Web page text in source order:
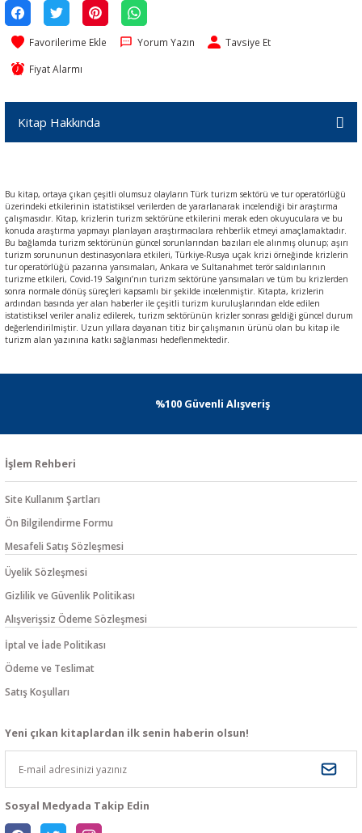
Yorum Yazın Tavsiye Et
Fiyat Alarmı
Kitap Hakkında
Bu kitap, ortaya çıkan çeşitli olumsuz olayların Türk turizm sektörü ve tur operatörlüğü
üzerindeki etkilerinin istatistiksel verilerden de yararlanarak incelendiği bir araştırma
çalışmasıdır. Kitap, krizlerin turizm sektörüne etkilerini merak eden okuyuculara ve bu
konuda araştırma yapmayı planlayan araştırmacılara rehberlik etmeyi amaçlamaktadır.
Bu bağlamda turizm sektörünün güncel sorunlarından bazıları ele alınmış olunup; aşırı
turizm sorununun destinasyonlara etkileri, Türkiye-Rusya uçak krizi örneğinde krizlerin
tur operatörlüğü pazarına yansımaları, Ankara ve Sultanahmet terör saldırılarının
turizme etkileri, Covid-19 Salgını’nın turizm sektörüne yansımaları ve tüm bu krizlerden
sonra normale dönüş süreçleri kapsamlı bir şekilde incelenmiştir. Kitapta, krizlerin
ardından basında yer alan haberler ile çeşitli turizm kuruluşlarından elde edilen
istatistiksel veriler analiz edilerek, turizm sektörünün krizler sonrası geldiği güncel durum
değerlendirilmiştir. Uzun yıllara dayanan titiz bir çalışmanın ürünü olan bu kitap ile
turizm alan yazınına katkı sağlanması hedeflenmektedir.
%100 Güvenli Alışveriş
İşlem Rehberi
Site Kullanım Şartları
Ön Bilgilendirme Formu
Mesafeli Satış Sözleşmesi
Üyelik Sözleşmesi
Gizlilik ve Güvenlik Politikası
Alışverişsiz Ödeme Sözleşmesi
İptal ve İade Politikası
Ödeme ve Teslimat
Satış Koşulları
Yeni çıkan kitaplardan ilk senin haberin olsun!
Sosyal Medyada Takip Edin